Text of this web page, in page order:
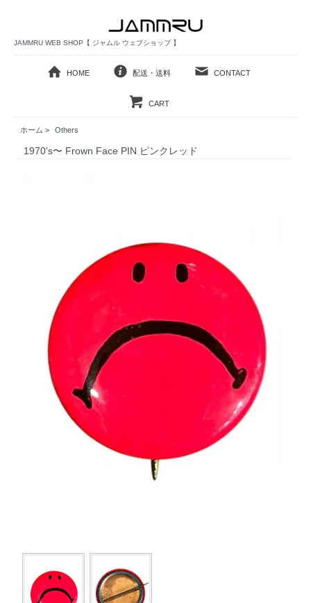
JAMMRU WEB SHOP【 ジャムル ウェブショップ 】
HOME 配送・送料 CONTACT
CART
ホーム > Others
1970's〜 Frown Face PIN ピンクレッド